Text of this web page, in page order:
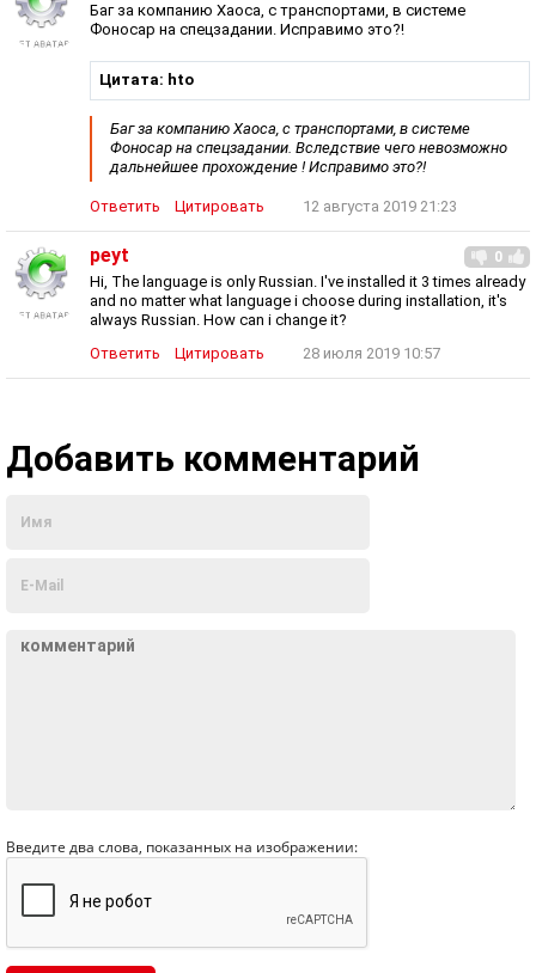
Баг за компанию Хаоса, с транспортами, в системе
Фоносар на спецзадании. Исправимо это?!
Цитата: hto
Баг за компанию Хаоса, с транспортами, в системе
Фоносар на спецзадании. Вследствие чего невозможно
дальнейшее прохождение ! Исправимо это?!
Ответить Цитировать 12 августа 2019 21:23
0
peyt
Hi, The language is only Russian. I've installed it 3 times already
and no matter what language i choose during installation, it's
always Russian. How can i change it?
Ответить
Цитировать 28 июля 2019 10:57
Добавить комментарий
Введите два слова, показанных на изображении: